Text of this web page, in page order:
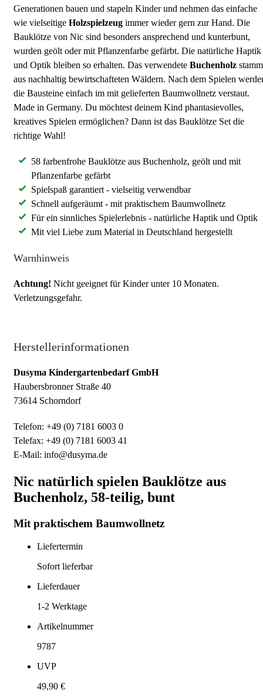
Generationen bauen und stapeln Kinder und nehmen das einfache
wie vielseitige Holzspielzeug immer wieder gern zur Hand. Die
Bauklötze von Nic sind besonders ansprechend und kunterbunt,
wurden geölt oder mit Pflanzenfarbe gefärbt. Die natürliche Haptik
und Optik bleiben so erhalten. Das verwendete Buchenholz
aus nachhaltig bewirtschafteten Wäldern. Nach dem Spielen
die Bausteine einfach im mit gelieferten Baumwollnetz verstaut.
Made in Germany. Du möchtest deinem Kind phantasievolles,
kreatives Spielen ermöglichen? Dann ist das Bauklötze Set die
richtige Wahl!
58 farbenfrohe Bauklötze aus Buchenholz, geölt und mit
Pflanzenfarbe gefärbt
Spielspaß garantiert - vielseitig verwendbar
Schnell aufgeräumt - mit praktischem Baumwollnetz
Für ein sinnliches Spielerlebnis - natürliche Haptik und Optik
Mit viel Liebe zum Material in Deutschland hergestellt
Warnhinweis
Achtung! Nicht geeignet für Kinder unter 10 Monaten.
Verletzungsgefahr.
Herstellerinformationen
Dusyma Kindergartenbedarf GmbH
Haubersbronner Straße 40
73614 Schorndorf
Telefon: +49 (0) 7181 6003 0
Telefax: +49 (0) 7181 6003 41
E-Mail: info@dusyma.de
Nic natürlich spielen Bauklötze aus
Buchenholz, 58-teilig, bunt
Mit praktischem Baumwollnetz
Liefertermin
Sofort lieferbar
Lieferdauer
1-2 Werktage
Artikelnummer
9787
UVP
49,90 €